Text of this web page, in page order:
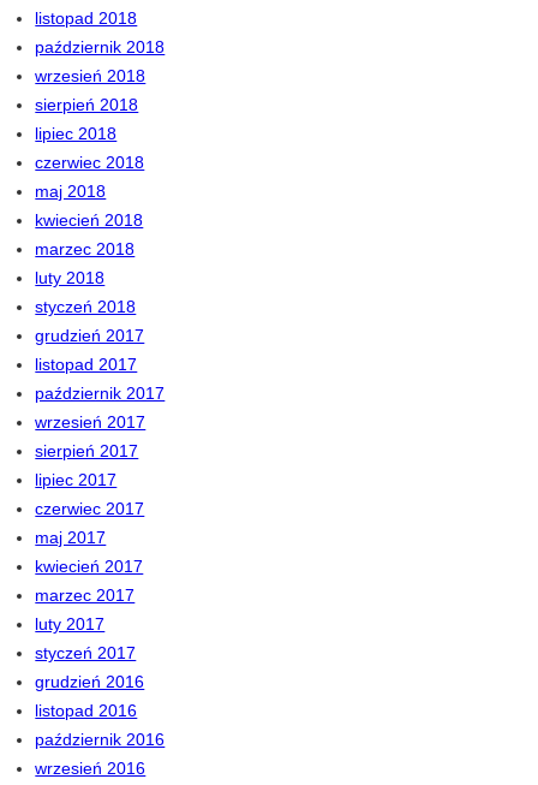
listopad 2018
październik 2018
wrzesień 2018
sierpień 2018
lipiec 2018
czerwiec 2018
maj 2018
kwiecień 2018
marzec 2018
luty 2018
styczeń 2018
grudzień 2017
listopad 2017
październik 2017
wrzesień 2017
sierpień 2017
lipiec 2017
czerwiec 2017
maj 2017
kwiecień 2017
marzec 2017
luty 2017
styczeń 2017
grudzień 2016
listopad 2016
październik 2016
wrzesień 2016